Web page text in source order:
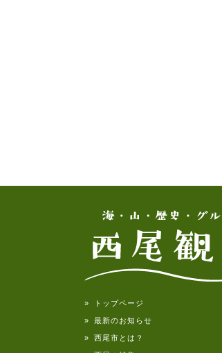
» トップページ
» 最新のお知らせ
» 西尾市とは？